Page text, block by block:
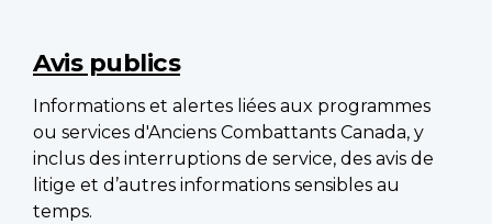
navigation
Avis publics
Informations et alertes liées aux programmes
ou services d'Anciens Combattants Canada, y
inclus des interruptions de service, des avis de
litige et d’autres informations sensibles au
temps.